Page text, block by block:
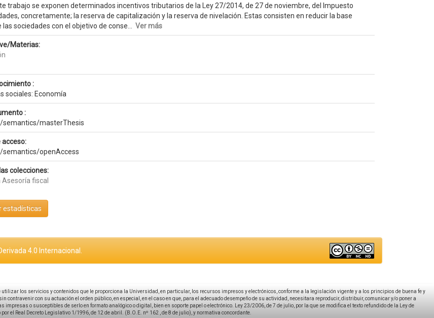
trabajo se exponen determinados incentivos tributarios de la Ley 27/2014, de 27 de noviembre, del Impuesto
concretamente; la reserva de capitalización y la reserva de nivelación. Estas consisten en reducir la base
sociedades con el objetivo de conse... Ver más
Materias:
:
sociales: Economía
:
semantics/masterThesis
acceso:
semantics/openAccess
colecciones:
Asesoría fiscal
estadísticas
4.0 Internacional.
utilizar los servicios y contenidos que le proporciona la Universidad, en particular, los recursos impresos y electrónicos, conforme a la legislación vigente y a los principios de buena fe y
contravenir con su actuación el orden público, en especial, en el caso en que, para el adecuado desempeño de su actividad, necesitara reproducir, distribuir, comunicar y/o poner a
impresas o susceptibles de serlo en formato analógico o digital, bien en soporte papel o electrónico. Ley 23/2006, de 7 de julio, por la que se modifica el texto refundido de la Ley de
el Real Decreto Legislativo 1/1996, de 12 de abril. (B.O.E. nº 162 , de 8 de julio), y normativa concordante.